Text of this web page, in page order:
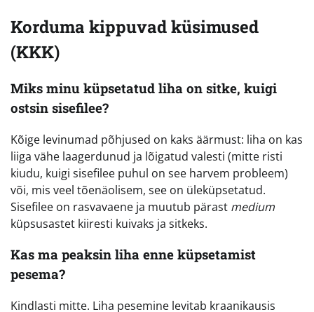
Korduma kippuvad küsimused
(KKK)
Miks minu küpsetatud liha on sitke, kuigi
ostsin sisefilee?
Kõige levinumad põhjused on kaks äärmust: liha on kas
liiga vähe laagerdunud ja lõigatud valesti (mitte risti
kiudu, kuigi sisefilee puhul on see harvem probleem)
või, mis veel tõenäolisem, see on üleküpsetatud.
Sisefilee on rasvavaene ja muutub pärast medium
küpsusastet kiiresti kuivaks ja sitkeks.
Kas ma peaksin liha enne küpsetamist
pesema?
Kindlasti mitte. Liha pesemine levitab kraanikausis